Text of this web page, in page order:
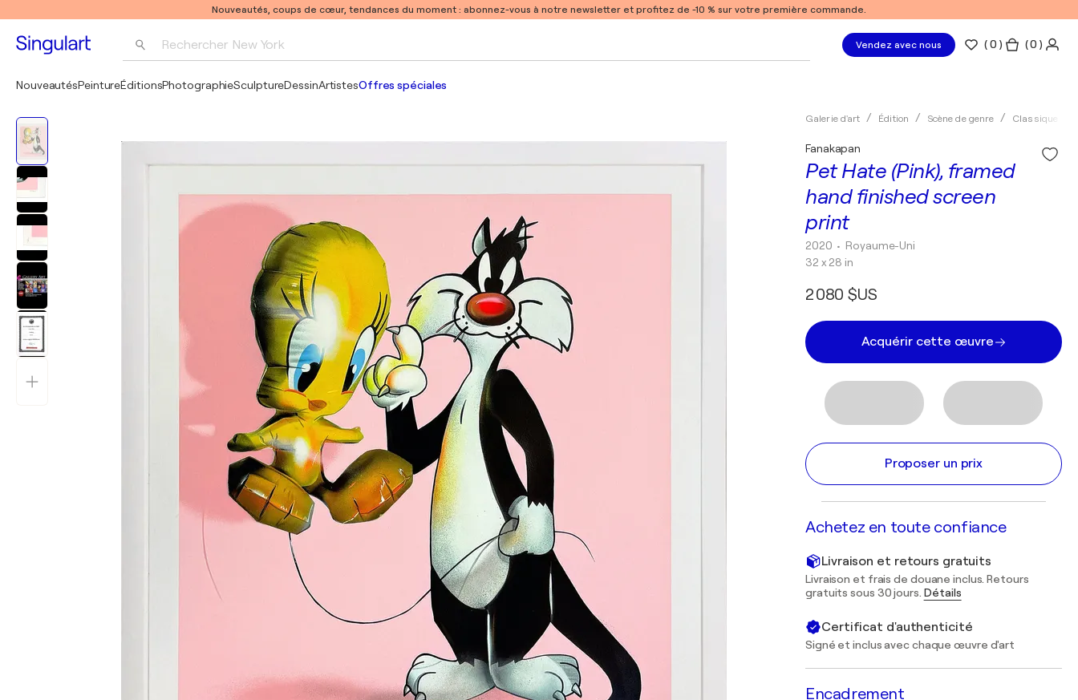
Nouveautés, coups de cœur, tendances du moment : abonnez-vous à notre newsletter et profitez de -10 % sur votre première commande.
Rechercher New York
Pablo Picasso
Vendez avec nous (0 ) ( 0 )
NouveautésPeintureÉditionsPhotographieSculptureDessinArtistesOffres spéciales
Galerie d'art Édition Scène de genre Classique
Pet Hate (Pink), framed
hand finished screen
print
Fanakapan
2020 • Royaume-Uni
32 x 28 in
2 080 $US
Acquérir cette œuvre
Proposer un prix
Achetez en toute confiance
Livraison et retours gratuits
Livraison et frais de douane inclus. Retours
gratuits sous 30 jours. Détails
Certificat d'authenticité
Signé et inclus avec chaque œuvre d'art
Encadrement